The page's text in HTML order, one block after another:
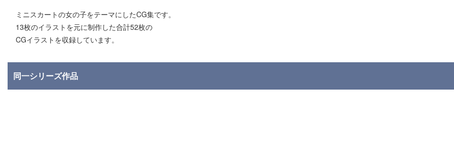
ミニスカートの女の子をテーマにしたCG集です。
13枚のイラストを元に制作した合計52枚の
CGイラストを収録しています。
同一シリーズ作品